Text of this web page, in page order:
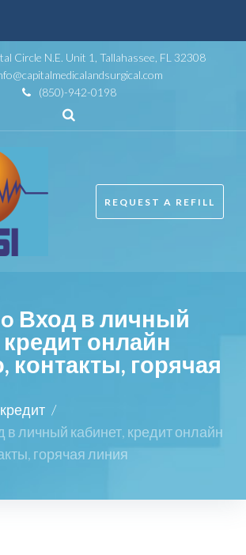
Circle N.E. Unit 1, Tallahassee, FL 32308
(850)-942-0198
REQUEST A REFILL
Вход в личный
кредит онлайн
контакты, горячая
/
в личный кабинет, кредит онлайн
горячая линия